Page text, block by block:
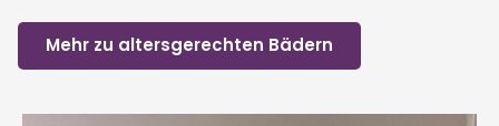
Mehr zu altersgerechten Bädern